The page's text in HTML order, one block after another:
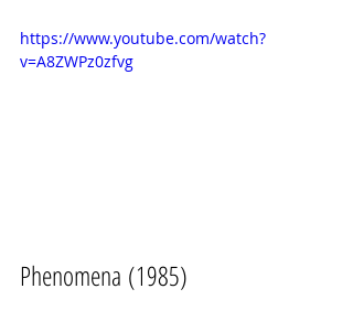
https://www.youtube.com/watch?
v=A8ZWPz0zfvg
Phenomena (1985)